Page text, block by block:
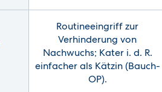
Routineeingriff zur
Verhinderung von
Nachwuchs; Kater i. d. R.
einfacher als Kätzin (Bauch-
OP).